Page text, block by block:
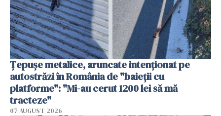
Țepușe metalice, aruncate intenționat pe
autostrăzi în România de "baieții cu
platforme": "Mi-au cerut 1200 lei să mă
tracteze"
07 AUGUST 2026